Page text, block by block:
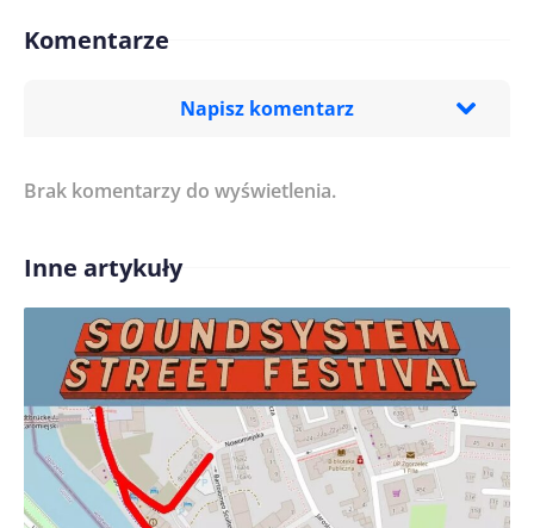
Komentarze
Napisz komentarz
Treść komentarza*
Imię/ Nick*
Zapamiętaj moje dane w tej przeglądarce podczas
pisania kolejnych komentarzy.
Brak komentarzy do wyświetlenia.
Inne artykuły